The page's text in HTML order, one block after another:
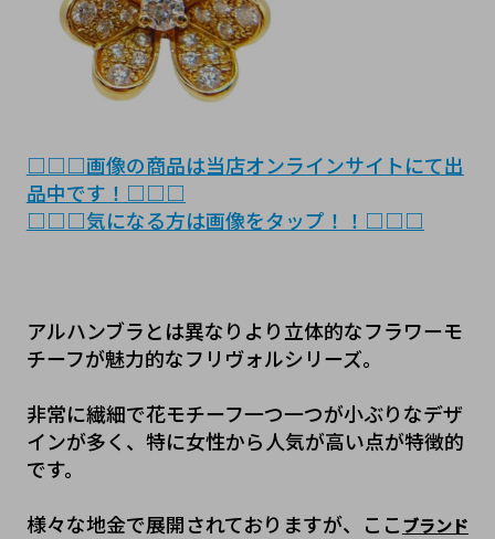
□□□画像の商品は当店オンラインサイトにて出
品中です！□□□
□□□気になる方は画像をタップ！！□□□
アルハンブラとは異なりより立体的なフラワーモ
チーフが魅力的なフリヴォルシリーズ。
非常に繊細で花モチーフ一つ一つが小ぶりなデザ
インが多く、特に女性から人気が高い点が特徴的
です。
様々な地金で展開されておりますが、ここブランド